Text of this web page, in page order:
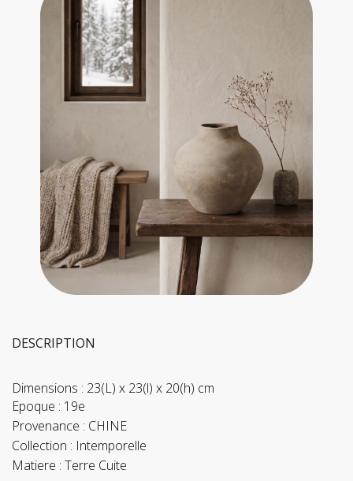
DESCRIPTION
Dimensions : 23(L) x 23(l) x 20(h) cm
Epoque : 19e
Provenance : CHINE
Collection : Intemporelle
Matiere : Terre Cuite